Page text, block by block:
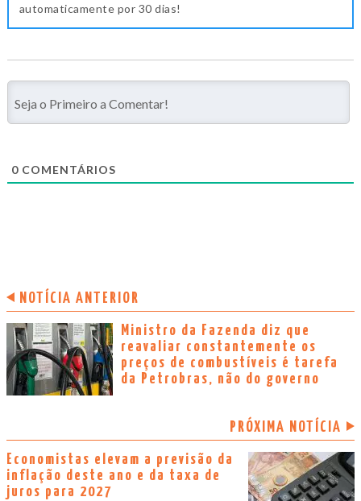
automaticamente por 30 dias!
0 COMENTÁRIOS
NOTÍCIA ANTERIOR
Ministro da Fazenda diz que
reavaliar constantemente os
preços de combustíveis é tarefa
da Petrobras, não do governo
PRÓXIMA NOTÍCIA
Economistas elevam a previsão da
inflação deste ano e da taxa de
juros para 2027